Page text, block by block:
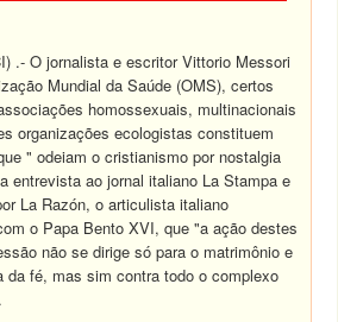
) .- O jornalista e escritor Vittorio Messori
Mundial da Saúde (OMS), certos
homossexuais, multinacionais
organizações ecologistas constituem
" odeiam o cristianismo por nostalgia
entrevista ao jornal italiano La Stampa e
La Razón, o articulista italiano
o Papa Bento XVI, que "a ação destes
não se dirige só para o matrimônio e
da fé, mas sim contra todo o complexo